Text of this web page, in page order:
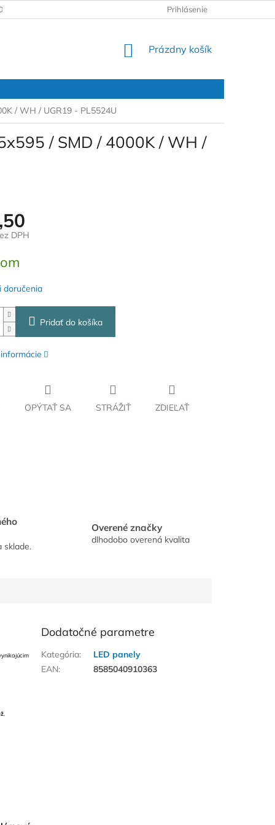
Prihlásenie
NÁKUPNÝ
Prázdny košík
/ WH / UGR19 - PL5524U
/ SMD / 4000K / WH /
DPH
doručenia
Pridať do košíka
OPÝTAŤ SA STRÁŽIŤ ZDIEĽAŤ
sklade.
Overené značky
dlhodobo overená kvalita
Dodatočné parametre
Kategória:
LED panely
EAN: 8585040910363